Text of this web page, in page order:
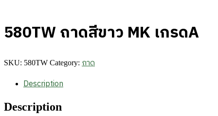
580TW ถาดสีขาว MK เกรดA
SKU: 580TW Category: ถาด
Description
Description